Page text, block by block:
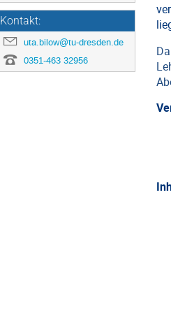
Kontakt:
uta.bilow@tu-dresden.de
0351-463 32956